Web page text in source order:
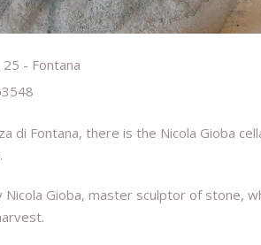
- Fontana
di Fontana, there is the Nicola Gioba
Gioba, master sculptor of stone,